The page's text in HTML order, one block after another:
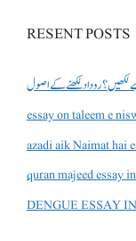
RESENT POSTS
لکھیں؟ روداد لکھنے کے اصول